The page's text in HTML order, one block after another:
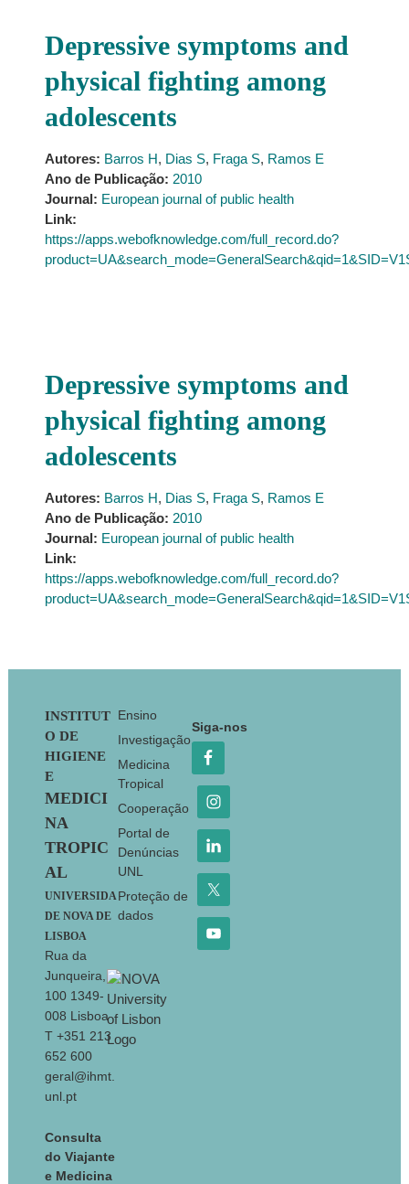
Depressive symptoms and
physical fighting among
adolescents
Autores: Barros H, Dias S, Fraga S, Ramos E
Ano de Publicação: 2010
Journal: European journal of public health
Link:
https://apps.webofknowledge.com/full_record.do?
Depressive symptoms and
physical fighting among
adolescents
Autores: Barros H, Dias S, Fraga S, Ramos E
Ano de Publicação: 2010
Journal: European journal of public health
Link:
https://apps.webofknowledge.com/full_record.do?
Footer
INSTITUT
O DE
HIGIENE
E
MEDICI
NA
TROPIC
AL
UNIVERSIDA
DE NOVA DE
LISBOA
Rua da
Junqueira,
100 1349-
008 Lisboa
T +351 213
652 600
geral@ihmt.
unl.pt
Consulta
do Viajante
e Medicina
Ensino
Investigação
Medicina
Tropical
Cooperação
Portal de
Denúncias
UNL
Proteção de
dados
Siga-nos